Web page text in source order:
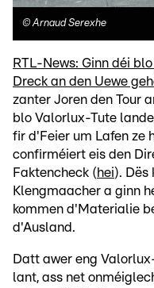
©Arnaud Serexhe
RTL-News: Ginn déi
Dreck an den Uewe
zanter Joren den Tour
blo Valorlux-Tute
fir d'Feier um Lafen ze
confirméiert eis den
Faktencheck (hei). Dës
Klengmaacher a ginn
kommen d'Materialie
d'Ausland.
Datt awer eng
lant, ass net